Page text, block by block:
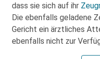
dass sie sich auf ihr
Die ebenfalls geladene
Gericht ein ärztliches
ebenfalls nicht zur